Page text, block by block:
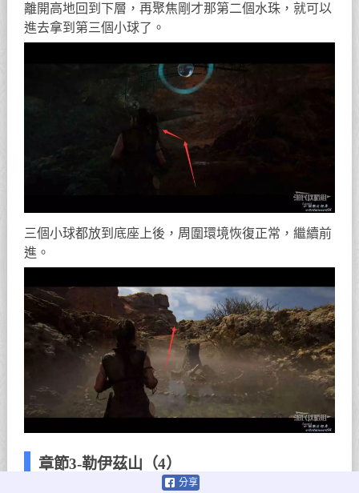
離開高地回到下層，再聚焦剛才那第二個水珠，就可以
進去拿到第三個小球了。
三個小球都放到底座上後，周圍環境恢復正常，繼續前
進。
章節3-勒伊茲山（4）
分享